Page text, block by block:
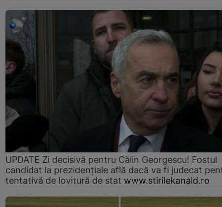
UPDATE Zi decisivă pentru Călin Georgescu! Fostul
candidat la prezidențiale află dacă va fi judecat
tentativă de lovitură de stat www.stirilekanald.ro